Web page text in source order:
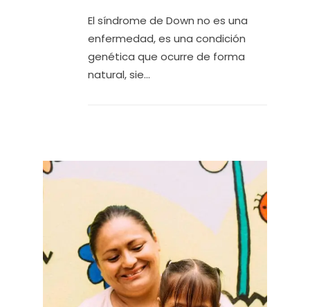
El síndrome de Down no es una
enfermedad, es una condición
genética que ocurre de forma
natural, sie...